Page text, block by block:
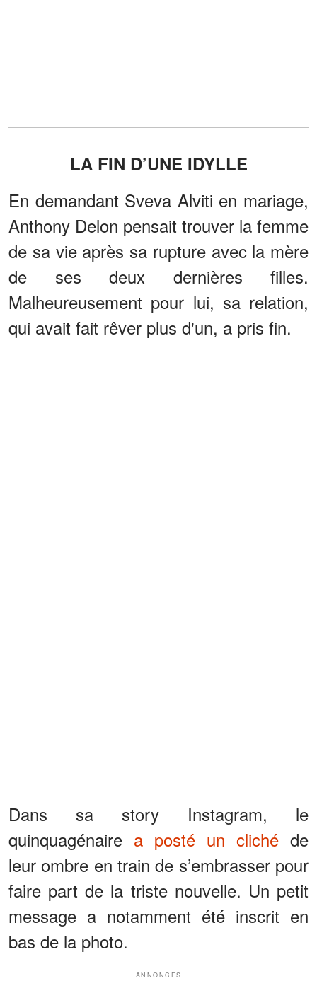
LA FIN D’UNE IDYLLE
En demandant Sveva Alviti en mariage,
Anthony Delon pensait trouver la femme
de sa vie après sa rupture avec la mère
de ses deux dernières filles.
Malheureusement pour lui, sa relation,
qui avait fait rêver plus d'un, a pris fin.
Dans sa story Instagram, le
quinquagénaire a posté un cliché de
leur ombre en train de s’embrasser pour
faire part de la triste nouvelle. Un petit
message a notamment été inscrit en
bas de la photo.
ANNONCES